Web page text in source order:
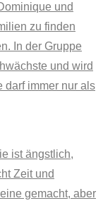
und
zu finden
In der Gruppe
und wird
darf immer nur als
ist ängstlich,
Zeit und
gemacht, aber